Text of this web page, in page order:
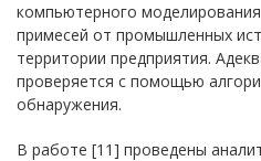
компьютерного
примесей от промышленных
территории предприятия.
проверяется с помощью
обнаружения.
В работе [11] проведены